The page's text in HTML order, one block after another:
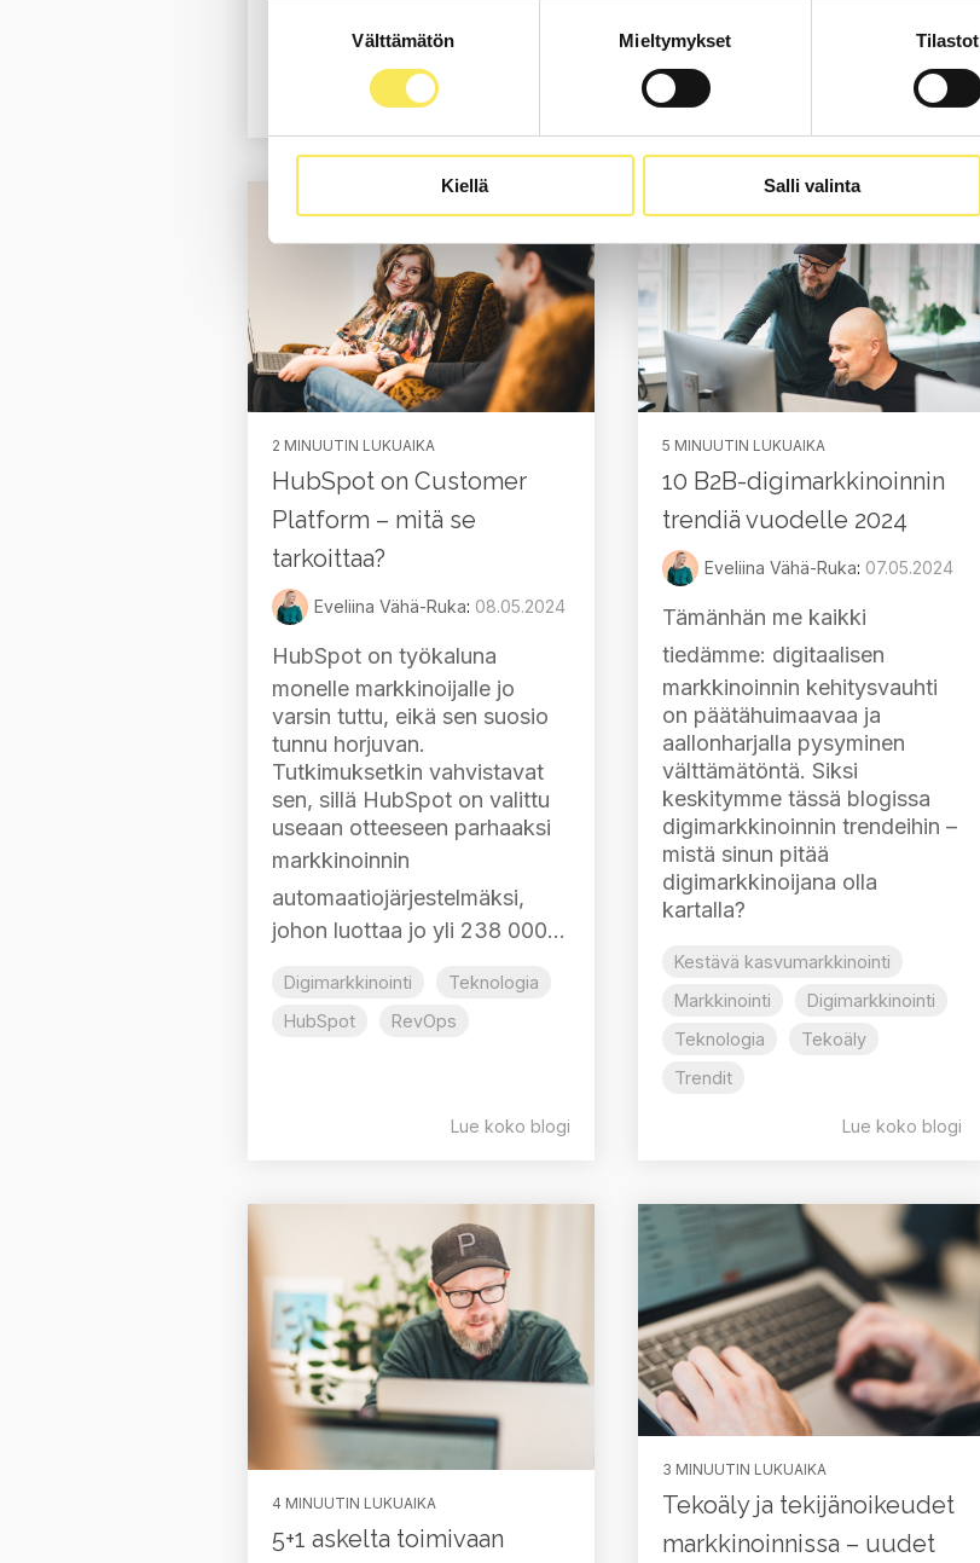
Välttämätön Mieltymykset Tilastot
Kiellä Salli valinta
Lue koko blogi
2 MINUUTIN LUKUAIKA
HubSpot on Customer
Platform – mitä se
tarkoittaa?
Eveliina Vähä-Ruka: 08.05.2024
HubSpot on työkaluna
monelle markkinoijalle jo
varsin tuttu, eikä sen suosio
tunnu horjuvan.
Tutkimuksetkin vahvistavat
sen, sillä HubSpot on valittu
useaan otteeseen parhaaksi
markkinoinnin
automaatiojärjestelmäksi,
johon luottaa jo yli 238 000...
Digimarkkinointi
Teknologia
HubSpot
RevOps
Lue koko blogi
5 MINUUTIN LUKUAIKA
10 B2B-digimarkkinoinnin
trendiä vuodelle 2024
Eveliina Vähä-Ruka: 07.05.2024
Tämänhän me kaikki
tiedämme: digitaalisen
markkinoinnin kehitysvauhti
on päätähuimaavaa ja
aallonharjalla pysyminen
välttämätöntä. Siksi
keskitymme tässä blogissa
digimarkkinoinnin trendeihin –
mistä sinun pitää
digimarkkinoijana olla
kartalla?
Kestävä kasvumarkkinointi
Markkinointi
Digimarkkinointi
Teknologia
Tekoäly
Trendit
Lue koko blogi
4 MINUUTIN LUKUAIKA
5+1 askelta toimivaan
3 MINUUTIN LUKUAIKA
Tekoäly ja tekijänoikeudet
markkinoinnissa – uudet